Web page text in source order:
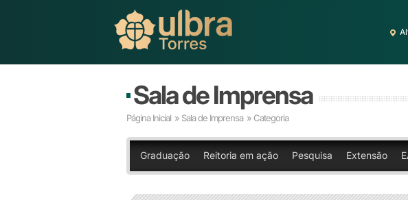
Sala de Imprensa
Página Inicial » Sala de Imprensa » Categoria
Graduação Reitoria em ação Pesquisa Extensão